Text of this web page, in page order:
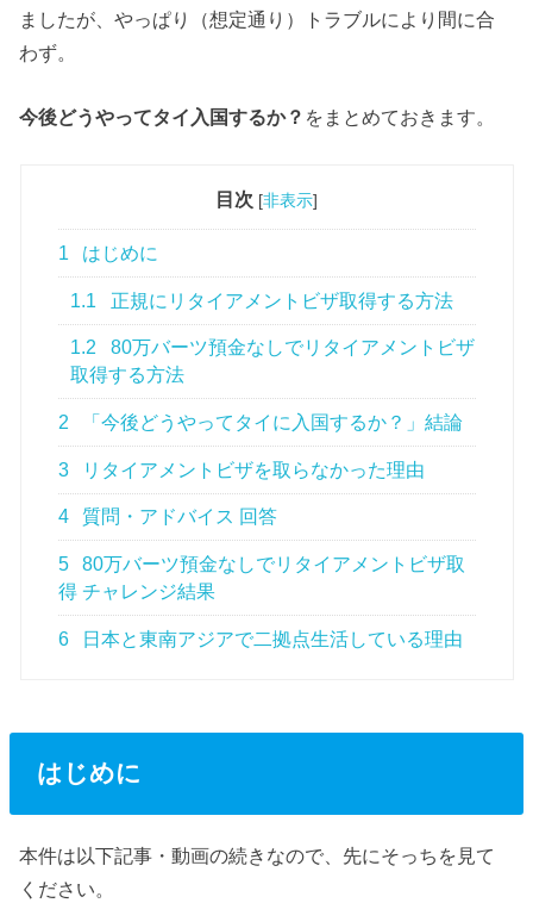
ましたが、やっぱり（想定通り）トラブルにより間に合
わず。
今後どうやってタイ入国するか？ をまとめておきます。
目次 [非表示]
1 はじめに
1.1 正規にリタイアメントビザ取得する方法
1.2
80万バーツ預金なしでリタイアメントビザ
取得する方法
2 「今後どうやってタイに入国するか？」結論
3 リタイアメントビザを取らなかった理由
4 質問・アドバイス 回答
5
80万バーツ預金なしでリタイアメントビザ取
得 チャレンジ結果
6 日本と東南アジアで二拠点生活している理由
はじめに
本件は以下記事・動画の続きなので、先にそっちを見て
ください。